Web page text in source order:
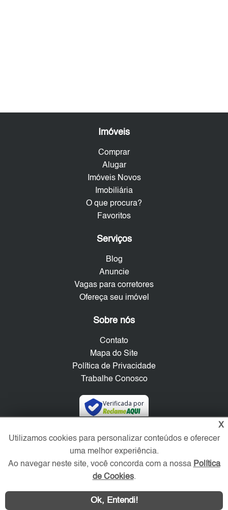
Imóveis
Comprar
Alugar
Imóveis Novos
Imobiliária
O que procura?
Favoritos
Serviços
Blog
Anuncie
Vagas para corretores
Ofereça seu imóvel
Sobre nós
Contato
Mapa do Site
Política de Privacidade
Trabalhe Conosco
Verificada por
Redes Sociais
X
Utilizamos cookies para personalizar conteúdos e oferecer
uma melhor experiência.
Ao navegar neste site, você concorda com a nossa Política
de Cookies.
Ok, Entendi!